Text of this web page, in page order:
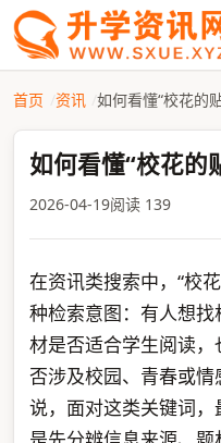
首页 资讯 如何看懂“校花的
如何看懂“校花的
2026-04-19阅读 139
在资讯类搜索中，“校
种检索意图：有人想
材是否适合学生阅读
否涉及校园、青春或
说，面对这类关键词